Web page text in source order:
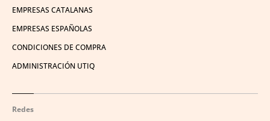
EMPRESAS CATALANAS
EMPRESAS ESPAÑOLAS
CONDICIONES DE COMPRA
ADMINISTRACIÓN UTIQ
Redes